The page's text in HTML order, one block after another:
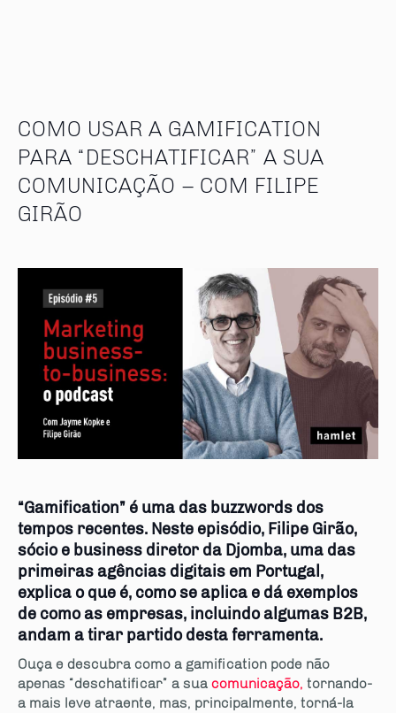
COMO USAR A GAMIFICATION
PARA “DESCHATIFICAR” A SUA
COMUNICAÇÃO – COM FILIPE
GIRÃO
“Gamification” é uma das buzzwords dos
tempos recentes. Neste episódio, Filipe Girão,
sócio e business diretor da Djomba, uma das
primeiras agências digitais em Portugal,
explica o que é, como se aplica e dá exemplos
de como as empresas, incluindo algumas B2B,
andam a tirar partido desta ferramenta.
Ouça e descubra como a gamification pode não
apenas “deschatificar” a sua comunicação, tornando-
a mais leve atraente, mas, principalmente, torná-la